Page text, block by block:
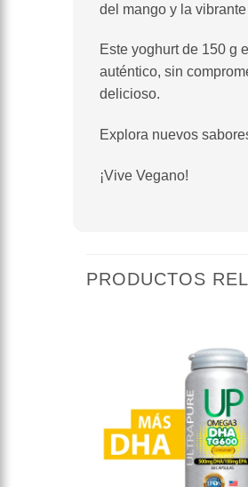
del mango y la
Este yoghurt de 150 g
auténtico, sin
delicioso.
Explora nuevos
¡Vive Vegano!
PRODUCTOS